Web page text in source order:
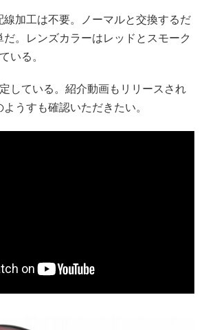
線加工は不要。ノーマルと交換するだ
。レンズカラーはレッドとスモーク
いる。
している。紹介動画もリリースされ
うすも確認いただきたい。